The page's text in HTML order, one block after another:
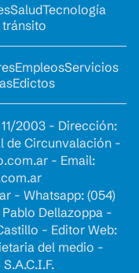
SaludTecnología
tránsito
EmpleosServicios
Edictos
2003 - Dirección:
de Circunvalación -
- Email:
- Whatsapp: (054)
Dellazoppa -
- Editor Web:
del medio -